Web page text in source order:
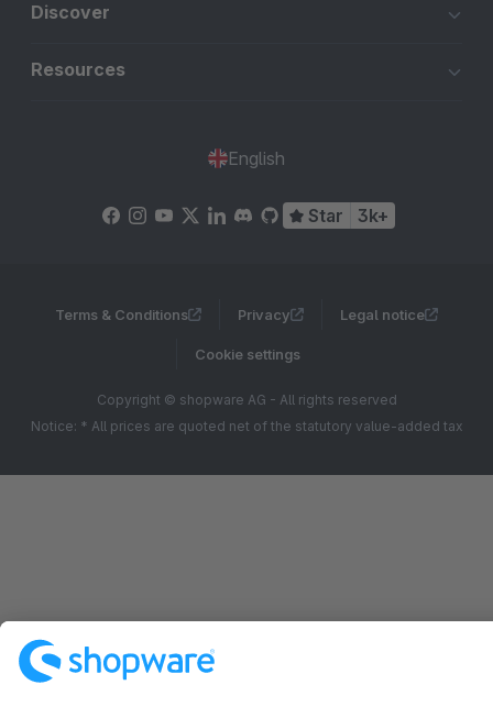
Discover
Resources
English
Star 3k+
Terms & Conditions Privacy Legal notice
Cookie settings
Copyright © shopware AG - All rights reserved
Notice: * All prices are quoted net of the statutory value-added tax